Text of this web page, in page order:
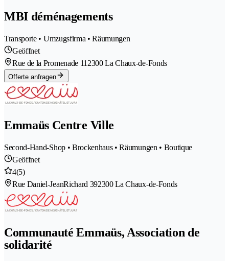
MBI déménagements
Transporte • Umzugsfirma • Räumungen
Geöffnet
Rue de la Promenade 11 2300 La Chaux-de-Fonds
Offerte anfragen
Emmaüs Centre Ville
Second-Hand-Shop • Brockenhaus • Räumungen • Boutique
Geöffnet
4(5)
Rue Daniel-JeanRichard 392300 La Chaux-de-Fonds
Communauté Emmaüs, Association de
solidarité